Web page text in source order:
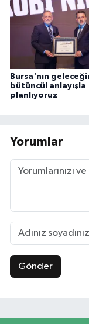
Bursa'nın
bütüncül anlayışla
planlıyoruz
Yorumlar
Gönder